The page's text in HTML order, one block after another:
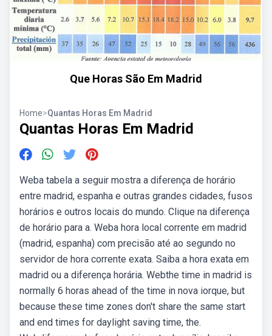
Que Horas São Em Madrid
Home>Quantas Horas Em Madrid
Quantas Horas Em Madrid
Weba tabela a seguir mostra a diferença de horário
entre madrid, espanha e outras grandes cidades, fusos
horários e outros locais do mundo. Clique na diferença
de horário para a. Weba hora local corrente em madrid
(madrid, espanha) com precisão até ao segundo no
servidor de hora corrente exata. Saiba a hora exata em
madrid ou a diferença horária. Webthe time in madrid is
normally 6 horas ahead of the time in nova iorque, but
because these time zones don't share the same start
and end times for daylight saving time, the.